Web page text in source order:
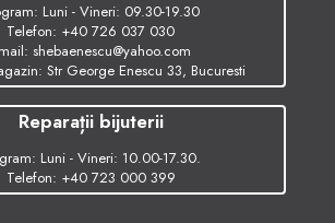
Luni - Vineri: 09.30-19.30
Telefon: +40 726 037 030
shebaenescu@yahoo.com
Str George Enescu 33, Bucuresti
Reparații bijuterii
Luni - Vineri: 10.00-17.30.
Telefon: +40 723 000 399